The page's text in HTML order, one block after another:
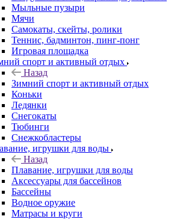
Мыльные пузыри
Мячи
Самокаты, скейты, ролики
Теннис, бадминтон, пинг-понг
Игровая площадка
спорт и активный отдых
Назад
Зимний спорт и активный отдых
Коньки
Ледянки
Снегокаты
Тюбинги
Снежкобластеры
игрушки для воды
Назад
Плавание, игрушки для воды
Аксессуары для бассейнов
Бассейны
Водное оружие
Матрасы и круги